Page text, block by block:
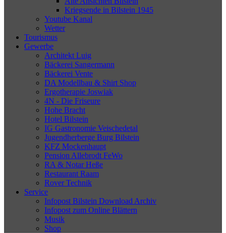
Kriegsende in Bilstein 1945
Youtube Kanal
Wetter
Tourismus
Gewerbe
Architekt Luig
Bäckerei Sangermann
Bäckerei Vente
DA Modellbau & Shirt Shop
Ergotherapie Joswiak
4N - Die Friseure
Hohe Bracht
Hotel Bilstein
IG Gastronomie Veischedetal
Jugendherberge Burg Bilstein
KFZ Mockenhaupt
Pension Allebrodt FeWo
RA & Notar Heße
Restaurant Raam
Rover Technik
Service
Infopost Bilstein Download Archiv
Infopost zum Online Blättern
Musik
Shop